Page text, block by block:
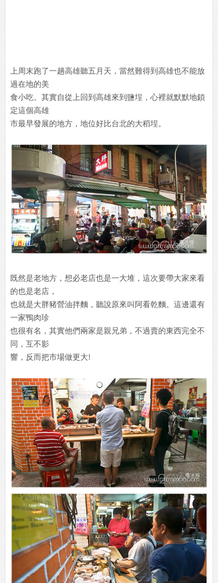
上周末跑了一趟高雄聽五月天，當然難得到高雄也不能放
過在地的美
食小吃。其實自從上回到高雄來到鹽埕，心裡就默默地鎖
定這個高雄
市最早發展的地方，地位好比台北的大稻埕。
既然是老地方，想必老店也是一大堆，這次要帶大家來看
的也是老店，
也就是大胖豬營油拌麵，聽說原來叫阿看乾麵。這邊還有
一家鴨肉珍
也很有名，其實他們兩家是親兄弟，不過賣的東西完全不
同，互不影
響，反而把市場做更大!